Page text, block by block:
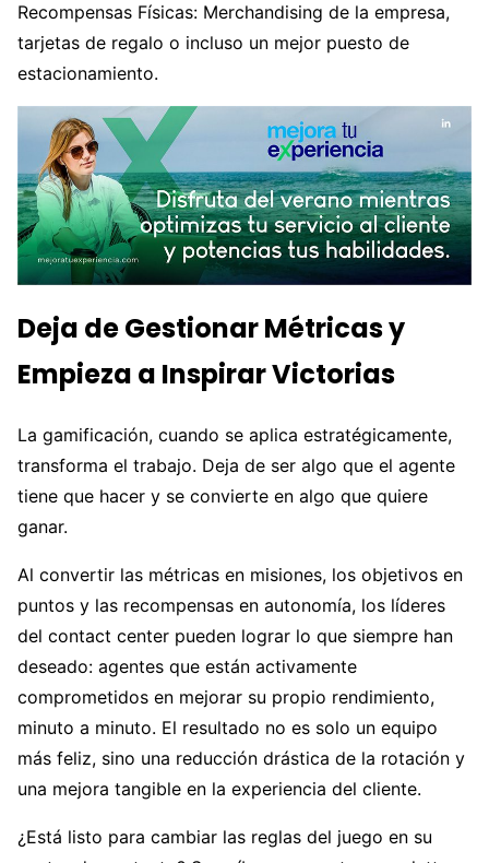
Recompensas Físicas: Merchandising de la empresa,
tarjetas de regalo o incluso un mejor puesto de
estacionamiento.
Deja de Gestionar Métricas y
Empieza a Inspirar Victorias
La gamificación, cuando se aplica estratégicamente,
transforma el trabajo. Deja de ser algo que el agente
tiene que hacer y se convierte en algo que quiere
ganar.
Al convertir las métricas en misiones, los objetivos en
puntos y las recompensas en autonomía, los líderes
del contact center pueden lograr lo que siempre han
deseado: agentes que están activamente
comprometidos en mejorar su propio rendimiento,
minuto a minuto. El resultado no es solo un equipo
más feliz, sino una reducción drástica de la rotación y
una mejora tangible en la experiencia del cliente.
¿Está listo para cambiar las reglas del juego en su